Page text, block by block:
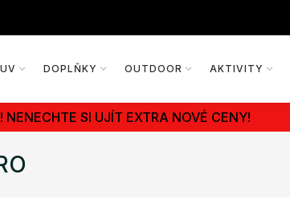
DOPLŇKY OUTDOOR AKTIVITY
NENECHTE SI UJÍT EXTRA NOVÉ CENY!